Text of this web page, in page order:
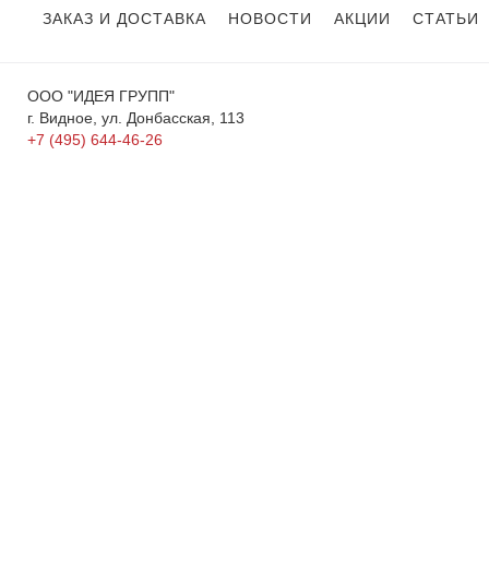
ЗАКАЗ И ДОСТАВКА НОВОСТИ АКЦИИ СТАТЬИ
ООО "ИДЕЯ ГРУПП"
г. Видное, ул. Донбасская, 113
+7 (495) 644-46-26